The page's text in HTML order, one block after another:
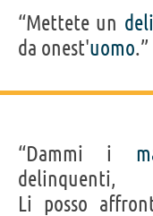
“Mettete un
da onest'uomo.”
“Dammi i
delinquenti,
Li posso